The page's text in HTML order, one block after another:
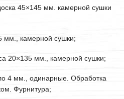
45×145 мм. камерной сушки
мм., камерной сушки;
20×135 мм., камерной сушки;
4 мм., одинарные. Обработка
Фурнитура;